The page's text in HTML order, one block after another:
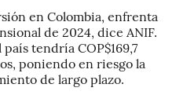
en Colombia, enfrenta
de 2024, dice ANIF.
tendría COP$169,7
poniendo en riesgo la
de largo plazo.